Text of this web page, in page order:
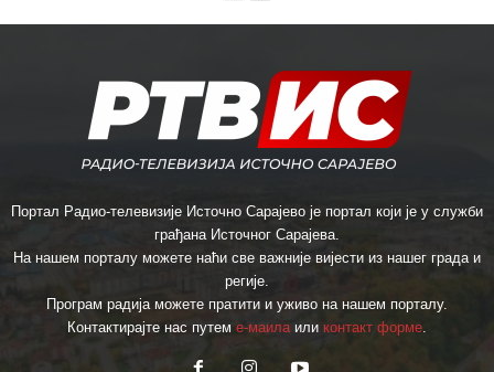
Портал Радио-телевизије Источно Сарајево је портал који је у служби
грађана Источног Сарајева.
На нашем порталу можете наћи све важније вијести из нашег града и
регије.
Програм радија можете пратити и уживо на нашем порталу.
Контактирајте нас путем е-маила или контакт форме